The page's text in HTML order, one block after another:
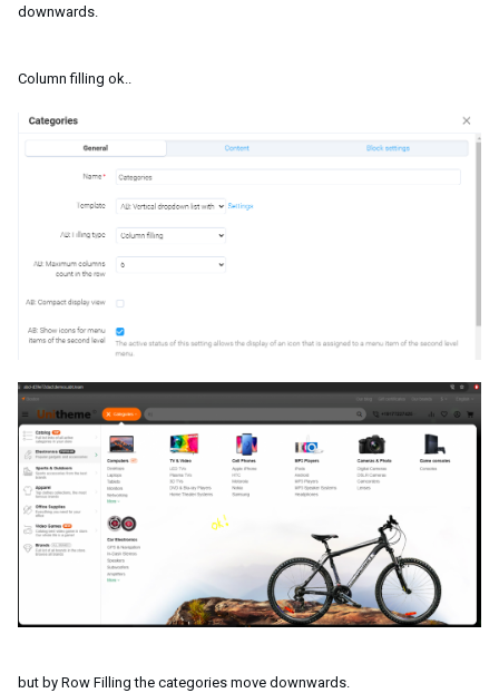
downwards.
Column filling ok..
but by Row Filling the categories move downwards.